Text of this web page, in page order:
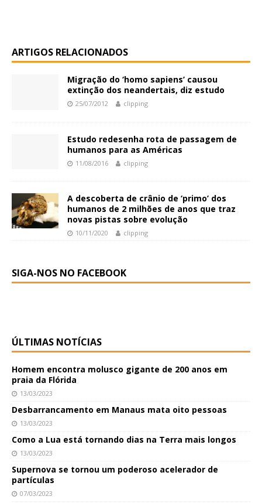
ARTIGOS RELACIONADOS
Migração do ‘homo sapiens’ causou
extinção dos neandertais, diz estudo
25/07/2012 clipping
Estudo redesenha rota de passagem de
humanos para as Américas
11/08/2016 clipping
A descoberta de crânio de ‘primo’ dos
humanos de 2 milhões de anos que traz
novas pistas sobre evolução
10/11/2020 clipping
SIGA-NOS NO FACEBOOK
ÚLTIMAS NOTÍCIAS
Homem encontra molusco gigante de 200 anos em
praia da Flórida
13/03/2023
Desbarrancamento em Manaus mata oito pessoas
13/03/2023
Como a Lua está tornando dias na Terra mais longos
13/03/2023
Supernova se tornou um poderoso acelerador de
partículas
07/03/2023